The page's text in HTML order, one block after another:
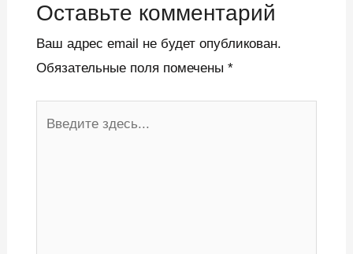
Оставьте комментарий
Ваш адрес email не будет опубликован.
Обязательные поля помечены *